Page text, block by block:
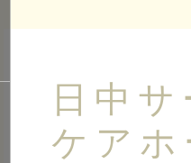
日中
ケアホ